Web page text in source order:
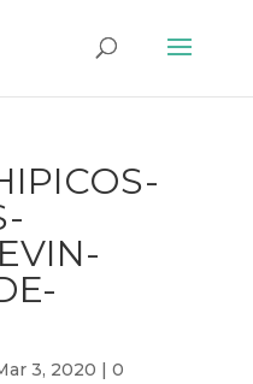
3, 2020 | 0